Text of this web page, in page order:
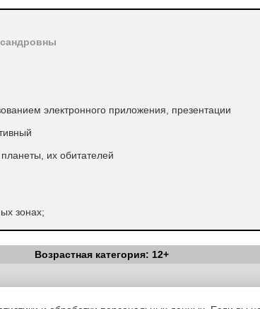
электронного приложения, презентации
их обитателей
зонах;
края;
живой природы.
Возрастная категория: 12+
|Об издании|Условия|Политика